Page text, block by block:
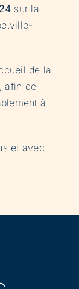
sur la
de la
afin de
à
et avec